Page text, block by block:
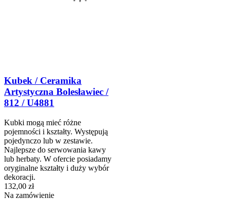
Kubek / Ceramika
Artystyczna Bolesławiec /
812 / U4881
Kubki mogą mieć różne
pojemności i kształty. Występują
pojedynczo lub w zestawie.
Najlepsze do serwowania kawy
lub herbaty. W ofercie posiadamy
oryginalne kształty i duży wybór
dekoracji.
132,00 zł
Na zamówienie